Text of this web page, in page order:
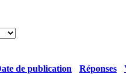
de publication Réponses